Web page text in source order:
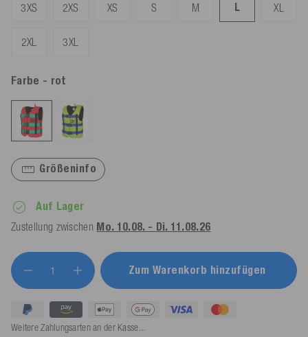
3XS 2XS XS S M L XL
2XL 3XL
Farbe - rot
Größeninfo
Auf Lager
Zustellung zwischen Mo. 10.08. - Di. 11.08.26
Zum Warenkorb hinzufügen
Weitere Zahlungsarten an der Kasse...